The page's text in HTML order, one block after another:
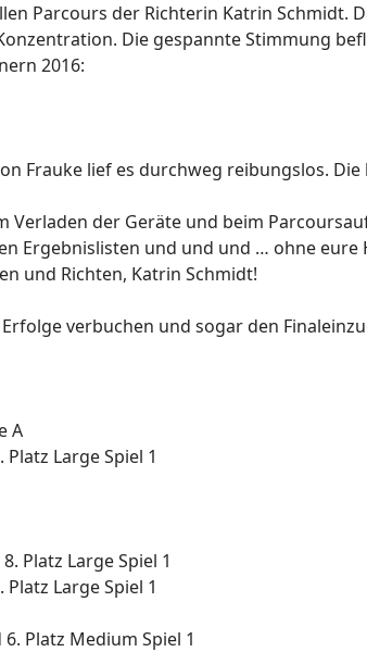
Parcours der Richterin Katrin Schmidt.
Die gespannte Stimmung
2016:
Frauke lief es durchweg reibungslos.
Verladen der Geräte und beim
Ergebnislisten und und und … ohne
und Richten, Katrin Schmidt!
verbuchen und sogar den
A
Large Spiel 1
Platz Large Spiel 1
Large Spiel 1
Platz Medium Spiel 1